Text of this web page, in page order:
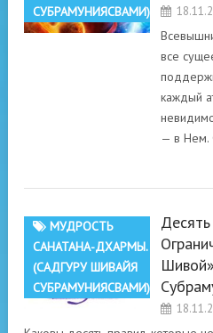
СУБРАМУНИЯСВАМИ)
все
каждый
— в
МУДРОСТЬ
САНАТАНА-ДХАРМЫ.
(САДГУРУ ШИВАЙЯ
СУБРАМУНИЯСВАМИ)